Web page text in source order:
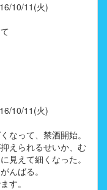
10/11(火)
10/11(火)
なって、禁酒開始。
えられるせいか、む
見えて細くなった。
んばる。
す。